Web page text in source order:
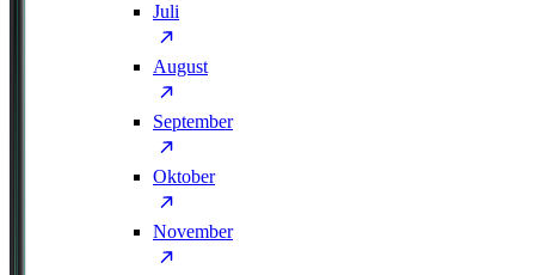
Juli
August
September
Oktober
November